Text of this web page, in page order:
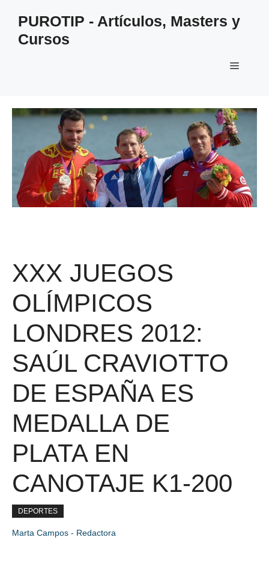
contenido
PUROTIP - Artículos, Masters y
Cursos
Menú
XXX JUEGOS
OLÍMPICOS
LONDRES 2012:
SAÚL CRAVIOTTO
DE ESPAÑA ES
MEDALLA DE
PLATA EN
CANOTAJE K1-200
DEPORTES
Marta Campos - Redactora